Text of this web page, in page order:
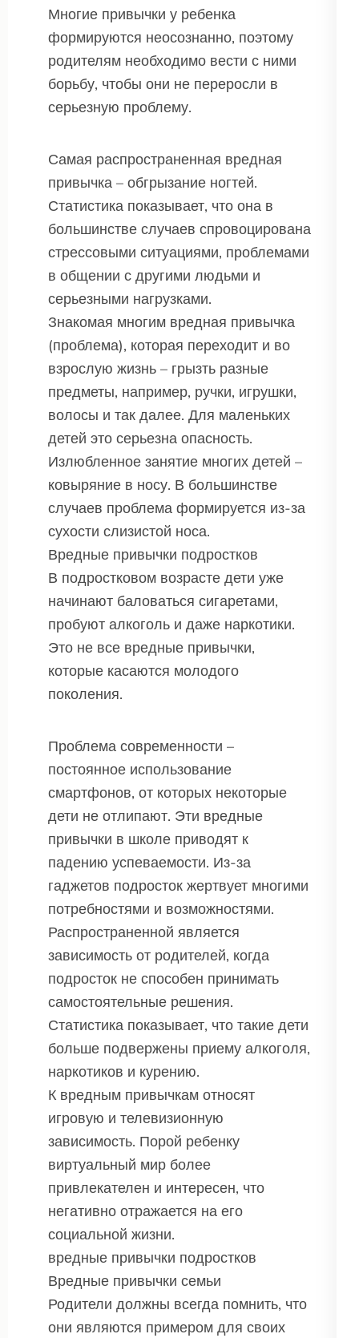
Многие привычки у ребенка
формируются неосознанно, поэтому
родителям необходимо вести с ними
борьбу, чтобы они не переросли в
серьезную проблему.
Самая распространенная вредная
привычка – обгрызание ногтей.
Статистика показывает, что она в
большинстве случаев спровоцирована
стрессовыми ситуациями, проблемами
в общении с другими людьми и
серьезными нагрузками.
Знакомая многим вредная привычка
(проблема), которая переходит и во
взрослую жизнь – грызть разные
предметы, например, ручки, игрушки,
волосы и так далее. Для маленьких
детей это серьезна опасность.
Излюбленное занятие многих детей –
ковыряние в носу. В большинстве
случаев проблема формируется из-за
сухости слизистой носа.
Вредные привычки подростков
В подростковом возрасте дети уже
начинают баловаться сигаретами,
пробуют алкоголь и даже наркотики.
Это не все вредные привычки,
которые касаются молодого
поколения.
Проблема современности –
постоянное использование
смартфонов, от которых некоторые
дети не отлипают. Эти вредные
привычки в школе приводят к
падению успеваемости. Из-за
гаджетов подросток жертвует многими
потребностями и возможностями.
Распространенной является
зависимость от родителей, когда
подросток не способен принимать
самостоятельные решения.
Статистика показывает, что такие дети
больше подвержены приему алкоголя,
наркотиков и курению.
К вредным привычкам относят
игровую и телевизионную
зависимость. Порой ребенку
виртуальный мир более
привлекателен и интересен, что
негативно отражается на его
социальной жизни.
вредные привычки подростков
Вредные привычки семьи
Родители должны всегда помнить, что
они являются примером для своих